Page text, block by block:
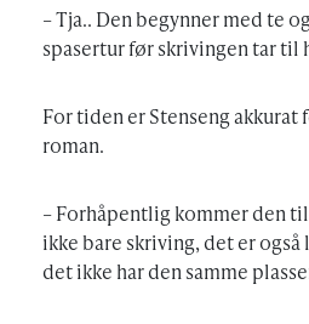
– Tja.. Den begynner med te
spasertur før skrivingen tar til
For tiden er Stenseng
roman.
– Forhåpentlig kommer den
ikke bare skriving, det er
det ikke har den samme